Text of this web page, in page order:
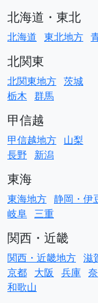
北海道・東北
北海道 東北地方
北関東
北関東地方 茨城
栃木 群馬
甲信越
甲信越地方 山梨
長野
新潟
東海
東海地方 静岡・伊
岐阜 三重
関西・近畿
関西・近畿地方 滋
京都 大阪 兵庫
和歌山